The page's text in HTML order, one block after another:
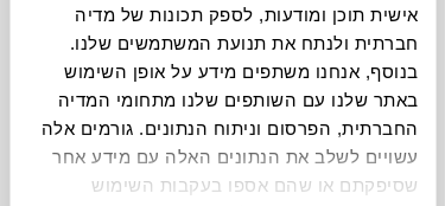
אישית תוכן ומודעות, לספק תכונות של מדיה
חברתית ולנתח את תנועת המשתמשים שלנו.
בנוסף, אנחנו משתפים מידע על אופן השימוש
באתר שלנו עם השותפים שלנו מתחומי המדיה
החברתית, הפרסום וניתוח הנתונים. גורמים אלה
עשויים לשלב את הנתונים האלה עם מידע אחר
שסיפקתם או שהם אספו בעקבות השימוש
תוכלו למצוא אותי ב:
צבעים